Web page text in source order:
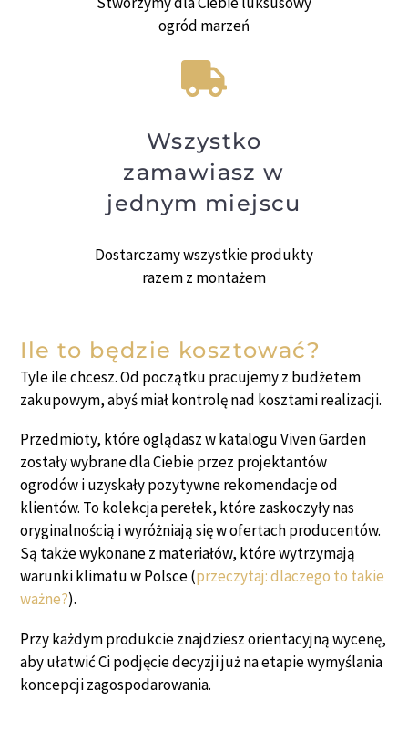
ogród marzeń
Wszystko
zamawiasz w
jednym miejscu
Dostarczamy wszystkie produkty
razem z montażem
Ile to będzie kosztować?
Tyle ile chcesz. Od początku pracujemy z budżetem
zakupowym, abyś miał kontrolę nad kosztami realizacji.
Przedmioty, które oglądasz w katalogu Viven Garden
zostały wybrane dla Ciebie przez projektantów
ogrodów i uzyskały pozytywne rekomendacje od
klientów. To kolekcja perełek, które zaskoczyły nas
oryginalnością i wyróżniają się w ofertach producentów.
Są także wykonane z materiałów, które wytrzymają
warunki klimatu w Polsce (przeczytaj: dlaczego to takie
ważne?).
Przy każdym produkcie znajdziesz orientacyjną wycenę,
aby ułatwić Ci podjęcie decyzji już na etapie wymyślania
koncepcji zagospodarowania.